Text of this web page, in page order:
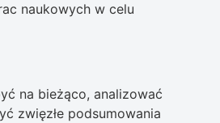
naukowych w celu
na bieżąco, analizować
zwięzłe podsumowania